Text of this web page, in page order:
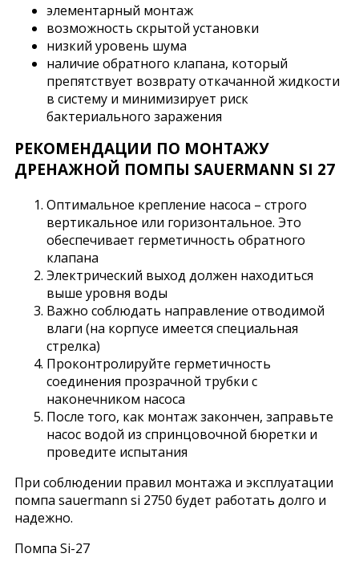
элементарный монтаж
возможность скрытой установки
низкий уровень шума
наличие обратного клапана, который
препятствует возврату откачанной жидкости
в систему и минимизирует риск
бактериального заражения
РЕКОМЕНДАЦИИ ПО МОНТАЖУ
ДРЕНАЖНОЙ ПОМПЫ SAUERMANN SI 27
Оптимальное крепление насоса – строго
вертикальное или горизонтальное. Это
обеспечивает герметичность обратного
клапана
Электрический выход должен находиться
выше уровня воды
Важно соблюдать направление отводимой
влаги (на корпусе имеется специальная
стрелка)
Проконтролируйте герметичность
соединения прозрачной трубки с
наконечником насоса
После того, как монтаж закончен, заправьте
насос водой из спринцовочной бюретки и
проведите испытания
При соблюдении правил монтажа и эксплуатации
помпа sauermann si 2750 будет работать долго и
надежно.
Помпа Si-27